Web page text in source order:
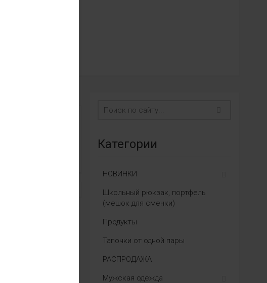
Категории
НОВИНКИ
Школьный рюкзак, портфель
(мешок для сменки)
Продукты
Тапочки от одной пары
РАСПРОДАЖА
Мужская одежда